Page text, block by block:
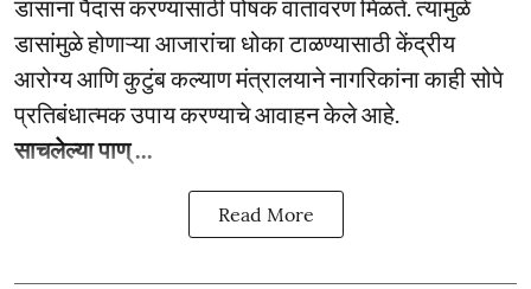
डासांना पैदास करण्यासाठी पोषक वातावरण मिळते. त्यामुळे
डासांमुळे होणाऱ्या आजारांचा धोका टाळण्यासाठी केंद्रीय
आरोग्य आणि कुटुंब कल्याण मंत्रालयाने नागरिकांना काही सोपे
प्रतिबंधात्मक उपाय करण्याचे आवाहन केले आहे.
साचलेल्या पाण् ...
Read More